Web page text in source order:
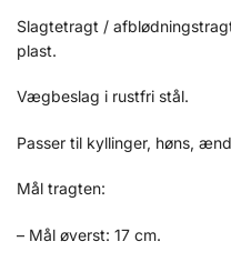
Slagtetragt /
plast.
Vægbeslag i rustfri stål.
Passer til kyllinger, høns,
Mål tragten:
– Mål øverst: 17 cm.